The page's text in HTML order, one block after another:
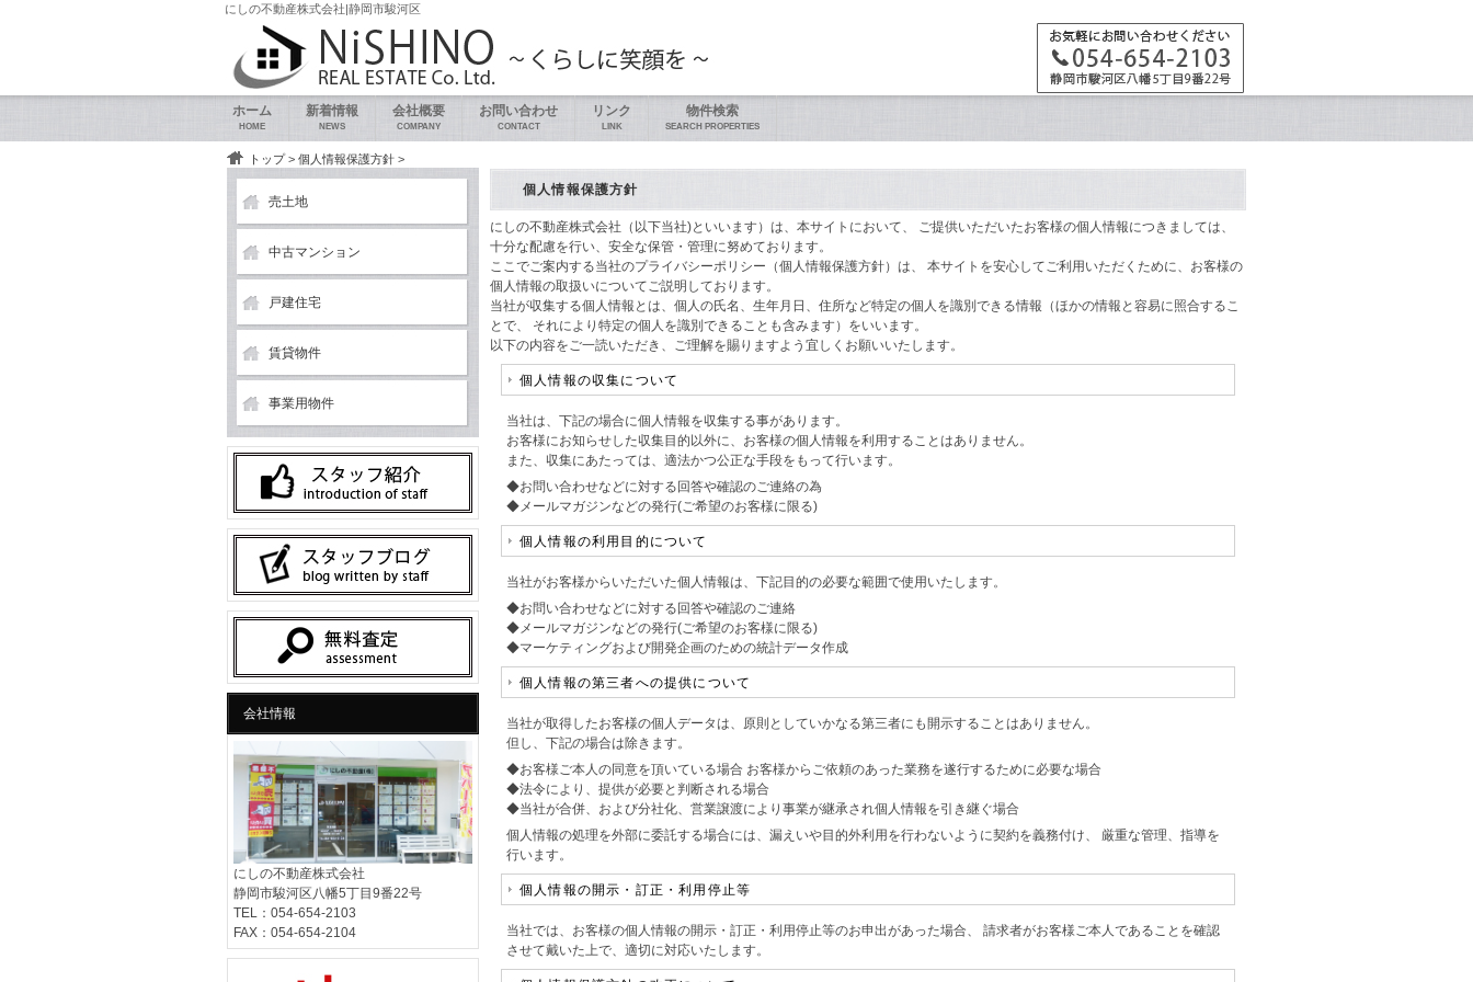
にしの不動産株式会社|静岡市駿河区
ホーム
HOME
新着情報
NEWS
会社概要
COMPANY
お問い合わせ
CONTACT
リンク
LINK
物件検索
SEARCH PROPERTIES
トップ> 個人情報保護方針 >
個人情報保護方針
にしの不動産株式会社（以下当社)といいます）は、本サイトにおいて、 ご提供いただいたお客様の個人情報につきましては、
十分な配慮を行い、安全な保管・管理に努めております。
ここでご案内する当社のプライバシーポリシー（個人情報保護方針）は、 本サイトを安心してご利用いただくために、お客様の
個人情報の取扱いについてご説明しております。
当社が収集する個人情報とは、個人の氏名、生年月日、住所など特定の個人を識別できる情報（ほかの情報と容易に照合するこ
とで、 それにより特定の個人を識別できることも含みます）をいいます。
以下の内容をご一読いただき、ご理解を賜りますよう宜しくお願いいたします。
個人情報の収集について
当社は、下記の場合に個人情報を収集する事があります。
お客様にお知らせした収集目的以外に、お客様の個人情報を利用することはありません。
また、収集にあたっては、適法かつ公正な手段をもって行います。
◆お問い合わせなどに対する回答や確認のご連絡の為
◆メールマガジンなどの発行(ご希望のお客様に限る)
個人情報の利用目的について
当社がお客様からいただいた個人情報は、下記目的の必要な範囲で使用いたします。
◆お問い合わせなどに対する回答や確認のご連絡
◆メールマガジンなどの発行(ご希望のお客様に限る)
◆マーケティングおよび開発企画のための統計データ作成
個人情報の第三者への提供について
当社が取得したお客様の個人データは、原則としていかなる第三者にも開示することはありません。
但し、下記の場合は除きます。
◆お客様ご本人の同意を頂いている場合 お客様からご依頼のあった業務を遂行するために必要な場合
◆法令により、提供が必要と判断される場合
◆当社が合併、および分社化、営業譲渡により事業が継承され個人情報を引き継ぐ場合
個人情報の処理を外部に委託する場合には、漏えいや目的外利用を行わないように契約を義務付け、 厳重な管理、指導を
行います。
個人情報の開示・訂正・利用停止等
当社では、お客様の個人情報の開示・訂正・利用停止等のお申出があった場合、 請求者がお客様ご本人であることを確認
させて戴いた上で、適切に対応いたします。
売土地
中古マンション
戸建住宅
賃貸物件
事業用物件
会社情報
にしの不動産株式会社
静岡市駿河区八幡5丁目9番22号
TEL：054-654-2103
FAX：054-654-2104